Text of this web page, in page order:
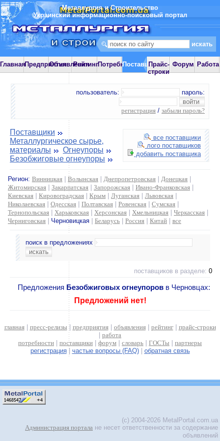
Металлургия и Строительство
Украинский информационно-поисковый портал
ГлавнаяПредприятияОбъявления
РейтингПотребностиПоставщики
Прайс-
строки
Форум Работа
пользователь: пароль:
регистрация / забыли пароль?
все поставщики
лого поставщиков
добавить поставщика
Поставщики
Металлургическое сырье,
материалы
Огнеупоры
Безобжиговые огнеупоры
Регион: Винницкая Волынская Днепропетровская Донецкая
Житомирская
Закарпатская Запорожская Ивано-Франковская
Киевская
Кировоградская Крым Луганская Львовская
Николаевская
Одесская Полтавская Ровенская Сумская
Тернопольская
Харьковская Херсонская Хмельницкая Черкасская
Черниговская
Черновицкая Беларусь Россия Китай все
поиск в предложениях
поставщиков в разделе: 0
Предложения Безобжиговых огнеупоров в Черновцах:
Предложений нет!
главная| пресс-релизы | предприятия| объявления| рейтинг| прайс-строки
работа
потребности
поставщики форум словарь ГОСТы
партнеры
регистрация| частые вопросы (FAQ)| обратная связь
(c) 2004-2026 MetalPortal.com.ua
Администрация портала не несет ответственности за содержание
объявлений